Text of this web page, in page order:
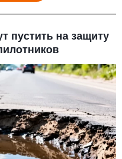
пустить на защиту